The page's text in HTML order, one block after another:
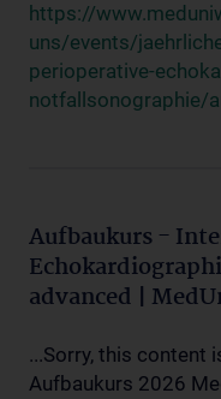
https://
uns/events/
perioperative-
notfallsonographie/
Aufbaukurs -
advanced |
...Sorry, this content
Aufbaukurs 2026